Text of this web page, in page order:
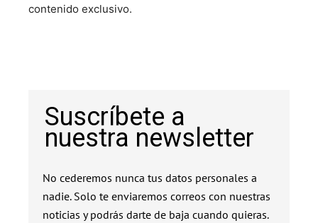
contenido exclusivo.
Suscríbete a
nuestra newsletter
No cederemos nunca tus datos personales a
nadie. Solo te enviaremos correos con nuestras
noticias y podrás darte de baja cuando quieras.